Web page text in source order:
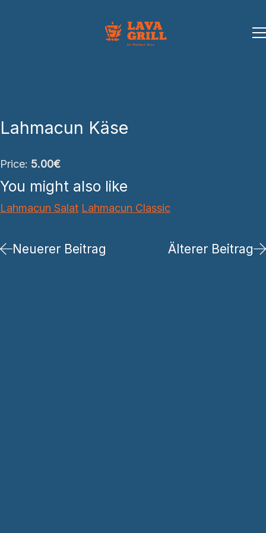
Lahmacun Käse
Price: 5.00€
You might also like
Lahmacun Salat Lahmacun Classic
Neuerer Beitrag Älterer Beitrag